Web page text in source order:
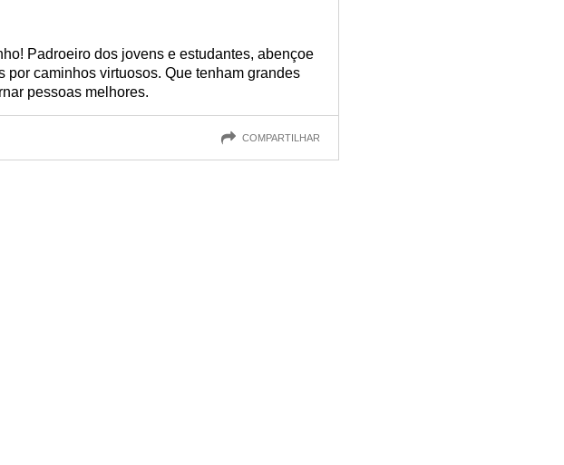
Padroeiro dos jovens e estudantes, abençoe
por caminhos virtuosos. Que tenham grandes
pessoas melhores.
COMPARTILHAR